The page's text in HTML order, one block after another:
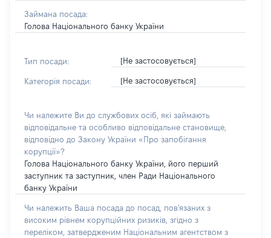
Займана посада:
Голова Національного банку України
Тип посади: [Не застосовується]
Категорія посади: [Не застосовується]
Чи належите Ви до службових осіб, які займають
відповідальне та особливо відповідальне становище,
відповідно до Закону України «Про запобігання
корупції»?
Голова Національного банку України, його перший
заступник та заступник, член Ради Національного
банку України
Чи належить Ваша посада до посад, пов'язаних з
високим рівнем корупційних ризиків, згідно з
переліком, затвердженим Національним агентством з